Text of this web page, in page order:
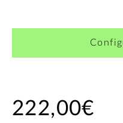
222,00€